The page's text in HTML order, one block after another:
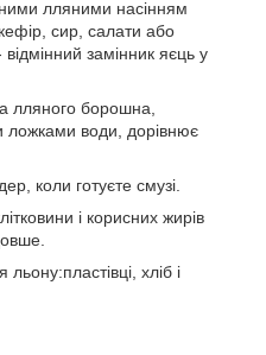
лляними насінням
кефір, сир, салати або
замінник яєць у
лляного борошна,
ложками води, дорівнює
коли готуєте смузі.
і корисних жирів
хліб і